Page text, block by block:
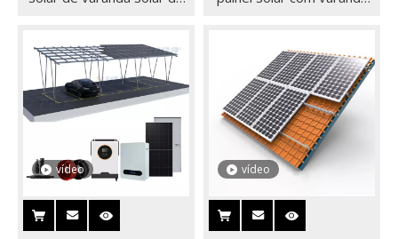
solo
parede
vídeo vídeo